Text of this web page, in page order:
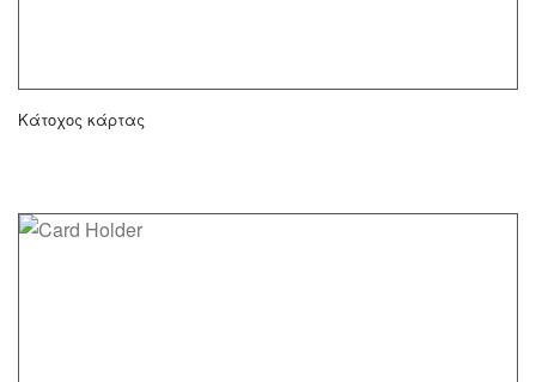
Κάτοχος κάρτας